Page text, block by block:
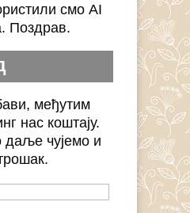
смо AI
Поздрав.
међутим
нас коштају.
чујемо и